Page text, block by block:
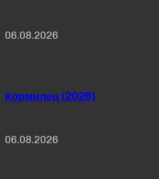
06.08.2026
Кормилец (2026)
06.08.2026